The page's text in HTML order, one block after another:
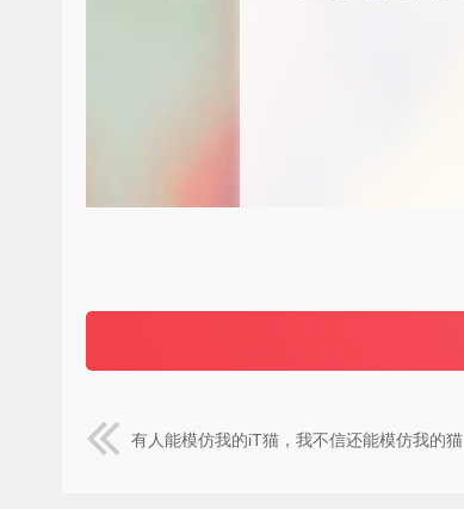
有人能模仿我的iT猫，我不信还能模仿我的猫